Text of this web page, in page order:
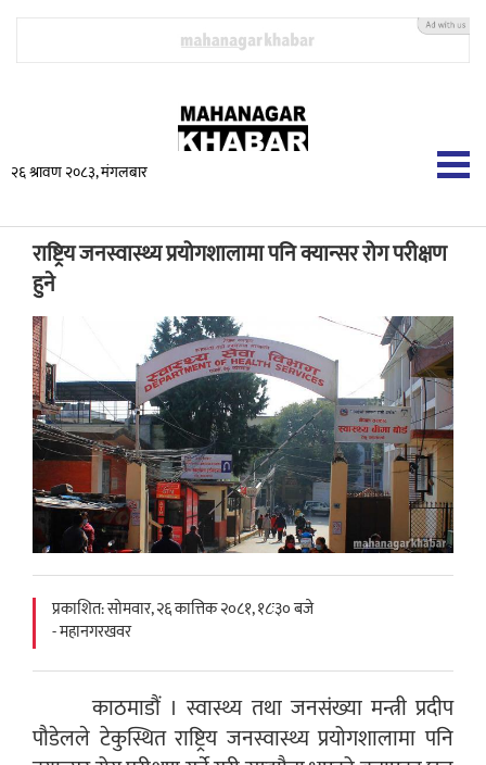
२६ श्रावण २०८३, मंगलबार
राष्ट्रिय जनस्वास्थ्य प्रयोगशालामा पनि क्यान्सर रोग परीक्षण
हुने
प्रकाशित: सोमवार, २६ कात्तिक २०८१, १८ः३० बजे
- महानगरखवर
काठमाडौं । स्वास्थ्य तथा जनसंख्या मन्त्री प्रदीप
पौडेलले टेकुस्थित राष्ट्रिय जनस्वास्थ्य प्रयोगशालामा पनि